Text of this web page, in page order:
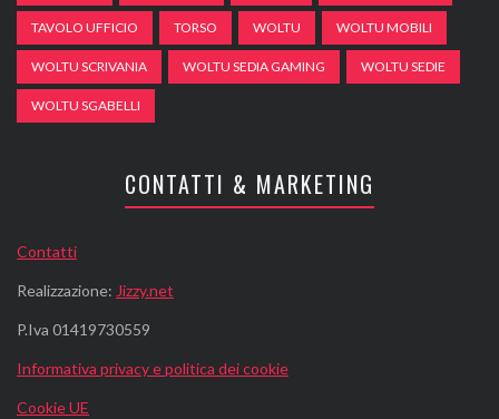
TAVOLO UFFICIO TORSO WOLTU WOLTU MOBILI
WOLTU SCRIVANIA WOLTU SEDIA GAMING WOLTU SEDIE
WOLTU SGABELLI
CONTATTI & MARKETING
Contatti
Realizzazione: Jizzy.net
P.Iva 01419730559
Informativa privacy e politica dei cookie
Cookie UE